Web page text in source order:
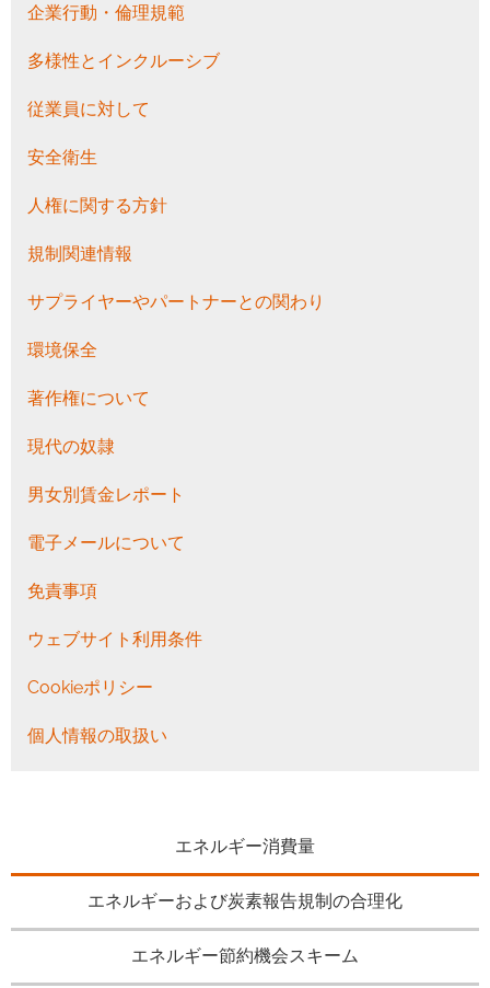
企業行動・倫理規範
多様性とインクルーシブ
従業員に対して
安全衛生
人権に関する方針
規制関連情報
サプライヤーやパートナーとの関わり
環境保全
著作権について
現代の奴隷
男女別賃金レポート
電子メールについて
免責事項
ウェブサイト利用条件
Cookieポリシー
個人情報の取扱い
エネルギー消費量
エネルギーおよび炭素報告規制の合理化
エネルギー節約機会スキーム